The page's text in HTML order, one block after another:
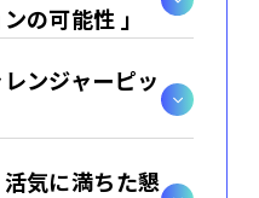
の可能性 」
ンジャーピッ
気に満ちた懇